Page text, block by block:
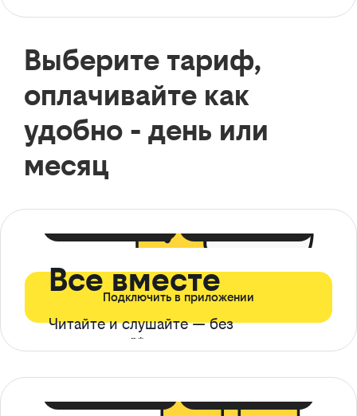
Выберите тариф,
оплачивайте как
удобно - день или
месяц
Все вместе
Читайте и слушайте — без
ограничений*
Подключить в приложении